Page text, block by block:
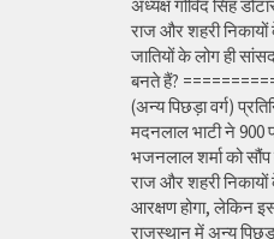
अध्यक्ष गोविंद सिंह
राज और शहरी
जातियों के लोग ही
बनते हैं?
(अन्य पिछड़ा वर्ग)
मदनलाल भाटी ने 900
भजनलाल शर्मा को सौंप
राज और शहरी निकायों
आरक्षण होगा, लेकिन इस
राजस्थान में अन्य